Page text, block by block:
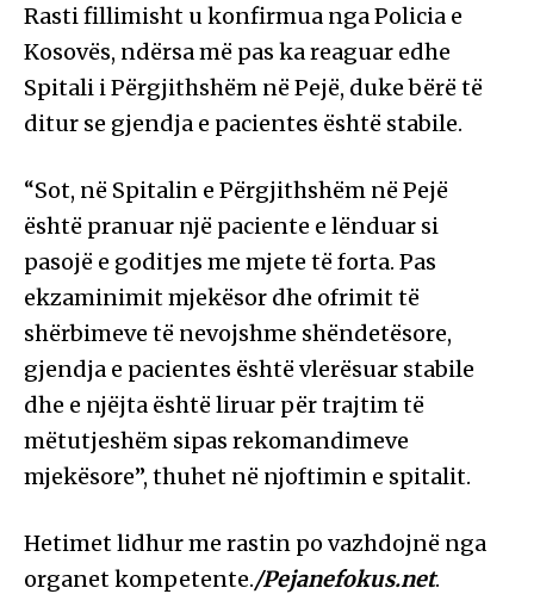
Rasti fillimisht u konfirmua nga Policia e
Kosovës, ndërsa më pas ka reaguar edhe
Spitali i Përgjithshëm në Pejë, duke bërë të
ditur se gjendja e pacientes është stabile.
“Sot, në Spitalin e Përgjithshëm në Pejë
është pranuar një paciente e lënduar si
pasojë e goditjes me mjete të forta. Pas
ekzaminimit mjekësor dhe ofrimit të
shërbimeve të nevojshme shëndetësore,
gjendja e pacientes është vlerësuar stabile
dhe e njëjta është liruar për trajtim të
mëtutjeshëm sipas rekomandimeve
mjekësore”, thuhet në njoftimin e spitalit.
Hetimet lidhur me rastin po vazhdojnë nga
organet kompetente./Pejanefokus.net.